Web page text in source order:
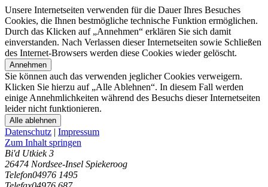
Unsere Internetseiten verwenden für die Dauer Ihres Besuches
Cookies, die Ihnen bestmögliche technische Funktion ermöglichen.
Durch das Klicken auf „Annehmen“ erklären Sie sich damit
einverstanden. Nach Verlassen dieser Internetseiten sowie Schließen
des Internet-Browsers werden diese Cookies wieder gelöscht.
Annehmen
Sie können auch das verwenden jeglicher Cookies verweigern.
Klicken Sie hierzu auf „Alle Ablehnen“. In diesem Fall werden
einige Annehmlichkeiten während des Besuchs dieser Internetseiten
leider nicht funktionieren.
Alle ablehnen
Datenschutz | Impressum
Zum Inhalt springen
Bi'd Utkiek 3
26474 Nordsee-Insel Spiekeroog
Telefon04976 1495